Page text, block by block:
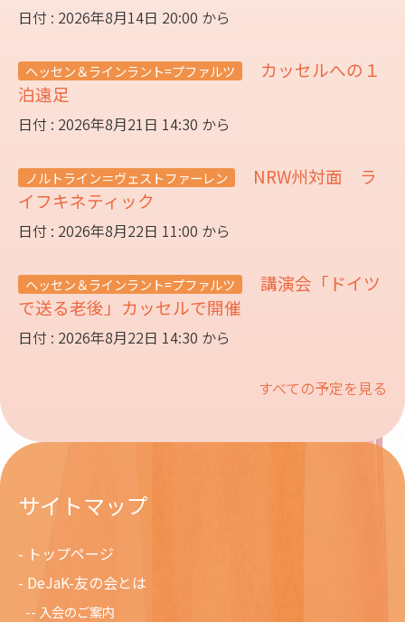
日付 : 2026年8月14日 20:00 から
ヘッセン＆ラインラント=プファルツ
カッセルへの１
泊遠足
日付 : 2026年8月21日 14:30 から
ノルトライン＝ヴェストファーレン
NRW州対面 ラ
イフキネティック
日付 : 2026年8月22日 11:00 から
ヘッセン＆ラインラント=プファルツ
講演会「ドイツ
で送る老後」カッセルで開催
日付 : 2026年8月22日 14:30 から
すべての予定を見る
サイトマップ
トップページ
DeJaK-友の会とは
入会のご案内